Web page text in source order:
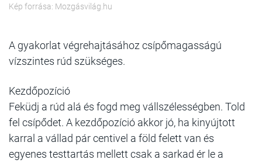
Kép forrása: Mozgásvilág.hu
A gyakorlat végrehajtásához csípőmagasságú
vízszintes rúd szükséges.
Kezdőpozíció
Feküdj a rúd alá és fogd meg vállszélességben. Told
fel csípődet. A kezdőpozíció akkor jó, ha kinyújtott
karral a vállad pár centivel a föld felett van és
egyenes testtartás mellett csak a sarkad ér le a